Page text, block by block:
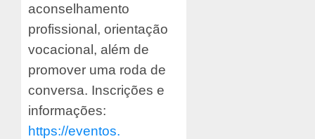
aconselhamento
profissional, orientação
vocacional, além de
promover uma roda de
conversa. Inscrições e
informações:
https://eventos.